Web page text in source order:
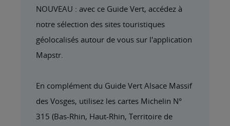
NOUVEAU : avec ce Guide Vert, accédez à
notre sélection des sites touristiques
géolocalisés autour de vous sur l'application
Mapstr.
En complément du Guide Vert Alsace Massif
des Vosges, utilisez les cartes Michelin N°
315 (Bas-Rhin, Haut-Rhin, Territoire de